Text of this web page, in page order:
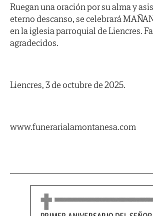
Ruegan una oración por su alma y
eterno descanso, se celebrará
en la iglesia parroquial de Liencres.
agradecidos.
Liencres, 3 de octubre de 2025.
www.funerarialamontanesa.com